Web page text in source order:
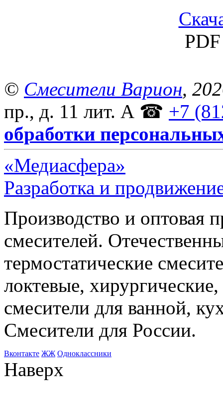
© Смесители Варион,
пр., д. 11 лит. А ☎ +7
обработки
«Медиасфера»
Разработка и
Производство и оптовая
смесителей.
термостатические
локтевые,
смесители для ванной,
Смесители для России.
Bконтакте ЖЖ Одноклассники
Наверх